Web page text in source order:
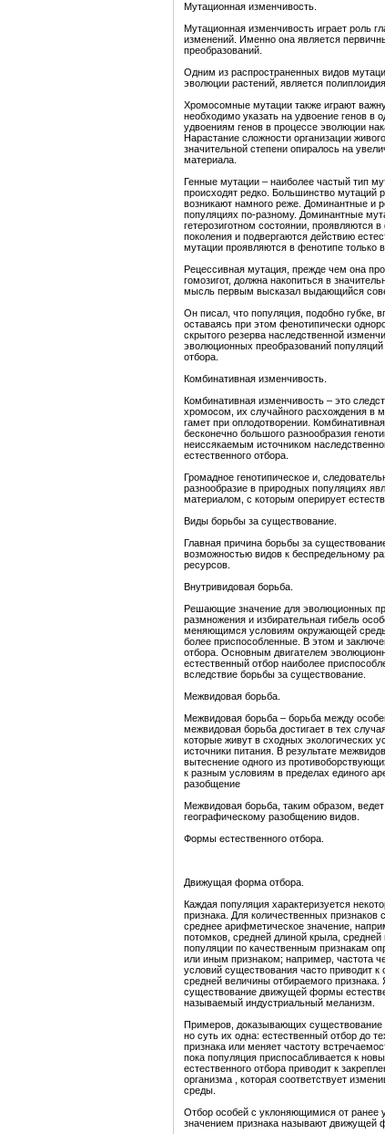
Мутационная изменчивость.
Мутационная изменчивость играет роль
изменений. Именно она является
преобразований.
Одним из распространенных видов
эволюции растений, является полиплоидия.
Хромосомные мутации также играют
необходимо указать на удвоение генов в
удвоениям генов в процессе эволюции
Нарастание сложности организации
значительной степени опиралось на
материала.
Генные мутации – наиболее частый тип
происходят редко. Большинство мутаций
возникают намного реже. Доминантные и
популяциях по-разному. Доминантные
гетерозиготном состоянии, проявляются
поколения и подвергаются действию
мутации проявляются в фенотипе только
Рецессивная мутация, прежде чем она
гомозигот, должна накопиться в
мысль первым высказал выдающийся
Он писал, что популяция, подобно губке,
оставаясь при этом фенотипически
скрытого резерва наследственной
эволюционных преобразований
отбора.
Комбинативная изменчивость.
Комбинативная изменчивость – это
хромосом, их случайного расхождения в
гамет при оплодотворении.
бесконечно большого разнообразия
неиссякаемым источником
естественного отбора.
Громадное генотипическое и,
разнообразие в природных популяциях
материалом, с которым оперирует
Виды борьбы за существование.
Главная причина борьбы за
возможностью видов к беспредельному
ресурсов.
Внутривидовая борьба.
Решающие значение для эволюционных
размножения и избирательная гибель
меняющимся условиям окружающей
более приспособленные. В этом и
отбора. Основным двигателем
естественный отбор наиболее
вследствие борьбы за существование.
Межвидовая борьба.
Межвидовая борьба – борьба между
межвидовая борьба достигает в тех
которые живут в сходных экологических
источники питания. В результате
вытеснение одного из
к разным условиям в пределах единого
разобщение
Межвидовая борьба, таким образом, ведет
географическому разобщению видов.
Формы естественного отбора.
Движущая форма отбора.
Каждая популяция характеризуется
признака. Для количественных признаков
среднее арифметическое значение,
потомков, средней длиной крыла,
популяции по качественным признакам
или иным признаком; например, частота
условий существования часто приводит
средней величины отбираемого
существование движущей формы
называемый индустриальный меланизм.
Примеров, доказывающих
но суть их одна: естественный отбор до
признака или меняет частоту
пока популяция приспосабливается к
естественного отбора приводит к
организма , которая соответствует
среды.
Отбор особей с уклоняющимися от ранее
значением признака называют движущей